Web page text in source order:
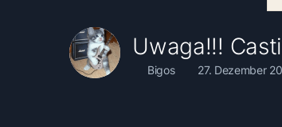
Uwaga!!!
Bigos 27. Dezember